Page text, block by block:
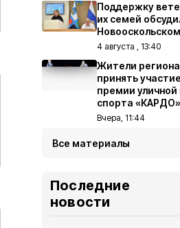
Поддержку
их семей
4 августа , 13:40
Жители
принять
премии уличной
спорта «КАРДО»
Вчера, 11:44
Все материалы
Последние
новости